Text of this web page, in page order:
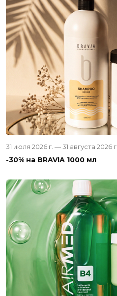
31 июля 2026 г. — 31 августа 2026 г.
-30% на BRAVIA 1000 мл